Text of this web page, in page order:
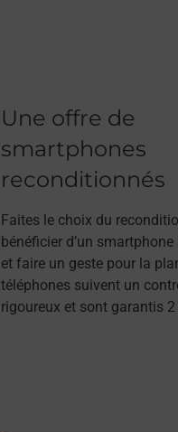
Une offre de
smartphones
reconditionnés
Faites le choix du
bénéficier d’un
et faire un geste pour la
téléphones suivent un
rigoureux et sont garantis 2